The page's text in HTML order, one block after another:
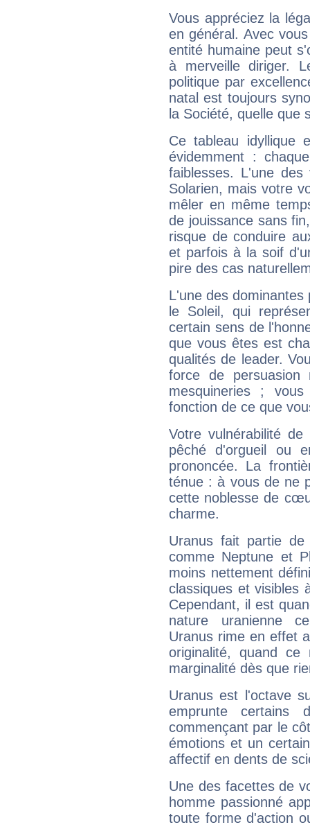
Vous appréciez la
en général. Avec
entité humaine peut
à merveille diriger.
politique par
natal est toujours
la Société, quelle que
Ce tableau idyllique
évidemment :
faiblesses. L'une
Solarien, mais votre
mêler en même
de jouissance sans
risque de conduire
et parfois à la soif
pire des cas
L'une des
le Soleil, qui
certain sens de
que vous êtes est
qualités de leader.
force de
mesquineries ;
fonction de ce que
Votre vulnérabilité
pêché d'orgueil ou
prononcée. La
ténue : à vous de ne
cette noblesse de
charme.
Uranus fait partie
comme Neptune et
moins nettement
classiques et visibles
Cependant, il est
nature uranienne
Uranus rime en effet
originalité, quand ce
marginalité dès que
Uranus est l'octave
emprunte
commençant par le
émotions et un
affectif en dents de
Une des facettes de
homme passionné
toute forme d'action